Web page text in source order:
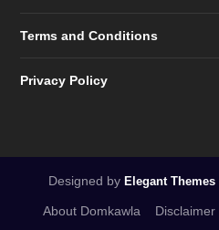
Terms and Conditions
Privacy Policy
Designed by Elegant Themes
About Domkawla Disclaimer